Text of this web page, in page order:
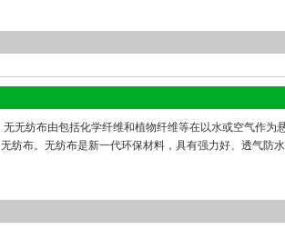
无无纺布由包括化学纤维和植物纤维等在以水或空气作
无纺布。无纺布是新一代环保材料，具有强力好、透气防